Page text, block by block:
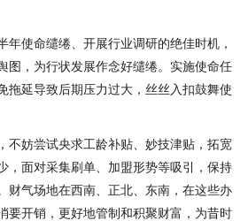
年使命缱绻、开展行业调研的绝佳时机，
图，为行状发展作念好缱绻。实施使命任
拖延导致后期压力过大，丝丝入扣鼓舞使
不妨尝试央求工龄补贴、妙技津贴，拓宽
，面对采集刷单、加盟形势等吸引，保持
财气场地在西南、正北、东南，在这些办
要开销，更好地管制和积聚财富，为昔时